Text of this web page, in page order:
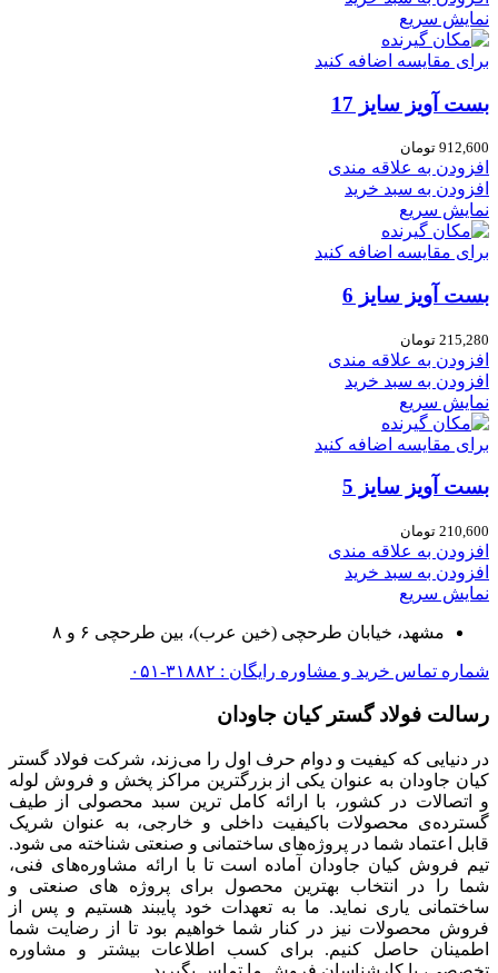
نمایش سریع
برای مقایسه اضافه کنید
بست آویز سایز 17
912,600 تومان
افزودن به علاقه مندی
افزودن به سبد خرید
نمایش سریع
برای مقایسه اضافه کنید
بست آویز سایز 6
215,280 تومان
افزودن به علاقه مندی
افزودن به سبد خرید
نمایش سریع
برای مقایسه اضافه کنید
بست آویز سایز 5
210,600 تومان
افزودن به علاقه مندی
افزودن به سبد خرید
نمایش سریع
مشهد، خیابان طرحچی (خین عرب)، بین طرحچی ۶ و ۸
شماره تماس خرید و مشاوره رایگان : ۳۱۸۸۲-۰۵۱
رسالت فولاد گستر کیان جاودان
در دنیایی که کیفیت و دوام حرف اول را می‌زند، شرکت فولاد گستر
کیان جاودان به عنوان یکی از بزرگترین مراکز پخش و فروش لوله
و اتصالات در کشور، با ارائه کامل ترین سبد محصولی از طیف
گسترده‌‌ی محصولات باکیفیت داخلی و خارجی، به عنوان شریک
قابل اعتماد شما در پروژه‌های ساختمانی و صنعتی شناخته می شود.
تیم فروش کیان جاودان آماده است تا با ارائه مشاوره‌های فنی،
شما را در انتخاب بهترین محصول برای پروژه های صنعتی و
ساختمانی یاری نماید. ما به تعهدات خود پایبند هستیم و پس از
فروش محصولات نیز در کنار شما خواهیم بود تا از رضایت شما
اطمینان حاصل کنیم. برای کسب اطلاعات بیشتر و مشاوره